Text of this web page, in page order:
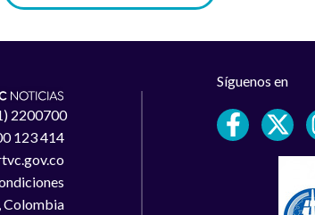
2200700
123 414
Colombia
Síguenos en